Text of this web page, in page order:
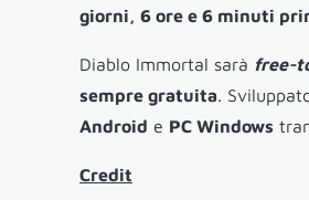
giorni, 6 ore e 6 minuti
Diablo Immortal sarà free-
sempre gratuita.
Android e PC Windows
Credit